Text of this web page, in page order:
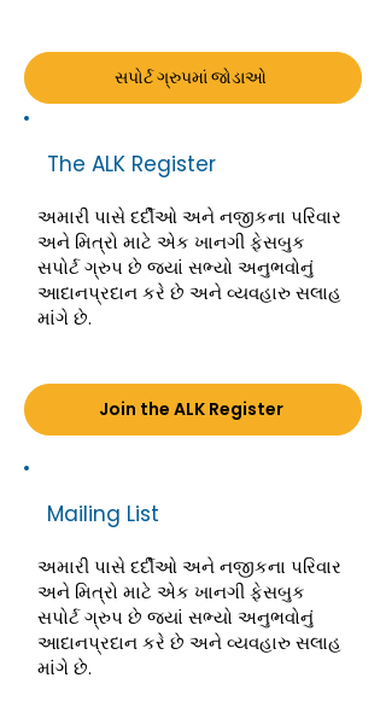
સપોર્ટ ગ્રુપમાં જોડાઓ
The ALK Register
અમારી પાસે દર્દીઓ અને નજીકના પરિવાર
અને મિત્રો માટે એક ખાનગી ફેસબુક
સપોર્ટ ગ્રુપ છે જ્યાં સભ્યો અનુભવોનું
આદાનપ્રદાન કરે છે અને વ્યવહારુ સલાહ
માંગે છે.
Join the ALK Register
Mailing List
અમારી પાસે દર્દીઓ અને નજીકના પરિવાર
અને મિત્રો માટે એક ખાનગી ફેસબુક
સપોર્ટ ગ્રુપ છે જ્યાં સભ્યો અનુભવોનું
આદાનપ્રદાન કરે છે અને વ્યવહારુ સલાહ
માંગે છે.